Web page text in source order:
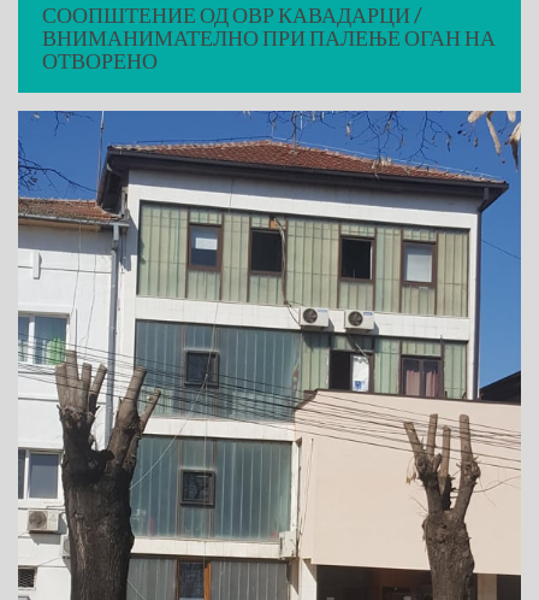
СООПШТЕНИЕ ОД ОВР КАВАДАРЦИ /
ВНИМАНИМАТЕЛНО ПРИ ПАЛЕЊЕ ОГАН НА
ОТВОРЕНО